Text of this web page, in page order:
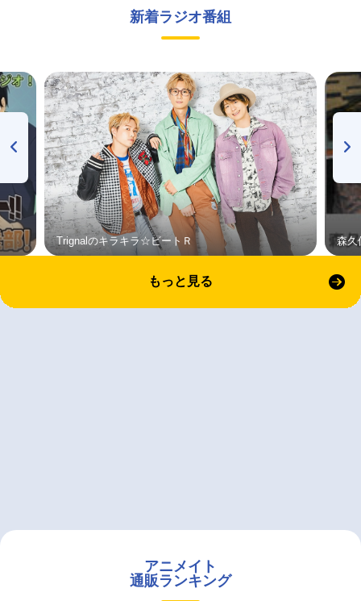
新着ラジオ番組
Trignalのキラキラ☆ビートＲ 森久
もっと見る
アニメイト
通販ランキング